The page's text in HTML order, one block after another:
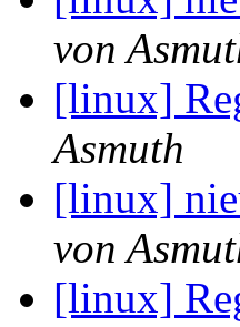
von
[linux]
Asmuth
[linux]
von
[linux]